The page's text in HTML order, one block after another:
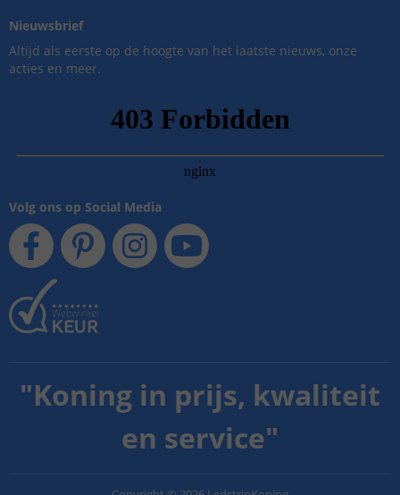
Nieuwsbrief
Altijd als eerste op de hoogte van het laatste nieuws, onze
acties en meer.
Volg ons op Social Media
"Koning in prijs, kwaliteit
en service"